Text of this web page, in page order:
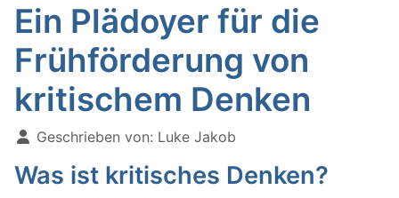
Ein Plädoyer für die
Frühförderung von
kritischem Denken
Geschrieben von: Luke Jakob
Was ist kritisches Denken?